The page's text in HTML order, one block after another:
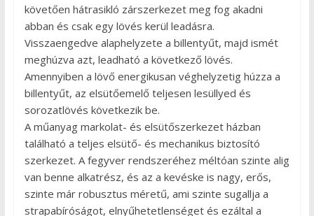
követően hátrasikló zárszerkezet meg fog akadni
abban és csak egy lövés kerül leadásra.
Visszaengedve alaphelyzete a billentyűt, majd ismét
meghúzva azt, leadható a következő lövés.
Amennyiben a lövő energikusan véghelyzetig húzza a
billentyűt, az elsütőemelő teljesen lesüllyed és
sorozatlövés következik be.
A műanyag markolat- és elsütőszerkezet házban
található a teljes elsütő- és mechanikus biztosító
szerkezet. A fegyver rendszeréhez méltóan szinte alig
van benne alkatrész, és az a kevéske is nagy, erős,
szinte már robusztus méretű, ami szinte sugallja a
strapabíróságot, elnyűhetetlenséget és ezáltal a